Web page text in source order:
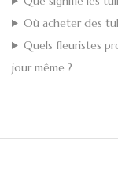
Où acheter des
Quels fleuristes
jour même ?